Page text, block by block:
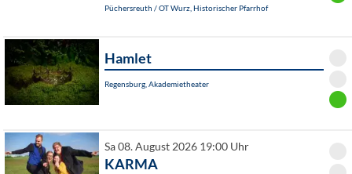
Püchersreuth / OT Wurz, Historischer Pfarrhof
Hamlet
Regensburg, Akademietheater
Sa 08. August 2026 19:00 Uhr
KARMA